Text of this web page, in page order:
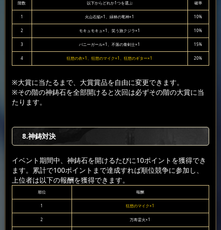
階数 以下からどれか1つを選ぶ 確率
1 火山石焔×1、緑林の竜神×1 10%
2 モキュモキュ×1、笑う旅クジラ×1 10%
3 バニーガール×1、不落の青剣士×1 15%
4 狂想の衣×1、狂想のマイク×1、狂想のギター×1 20%
※大賞に当たるまで、大賞賞品を自由に変更できます。
※その階の神鋳石を全部開けると次回は必ずその階の大賞に当
たります。
8.神鋳対決
イベント期間中、神鋳石を開けるたびに10ポイントを獲得でき
ます。累計で100ポイントまで達成すれば順位競争に参加し、
上位者は以下の報酬を獲得できます。
順位 報酬
1 狂想のマイク×1
2 万寿霊火×1